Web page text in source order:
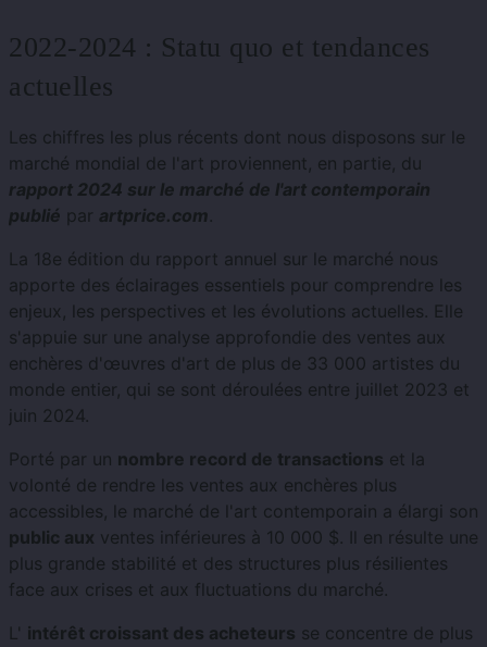
2022-2024 : Statu quo et tendances
actuelles
Les chiffres les plus récents dont nous disposons sur le
marché mondial de l'art proviennent, en partie, du
rapport 2024 sur le marché de l'art contemporain
publié par artprice.com.
La 18e édition du rapport annuel sur le marché nous
apporte des éclairages essentiels pour comprendre les
enjeux, les perspectives et les évolutions actuelles. Elle
s'appuie sur une analyse approfondie des ventes aux
enchères d'œuvres d'art de plus de 33 000 artistes du
monde entier, qui se sont déroulées entre juillet 2023 et
juin 2024.
Porté par un nombre record de transactions et la
volonté de rendre les ventes aux enchères plus
accessibles, le marché de l'art contemporain a élargi son
public aux ventes inférieures à 10 000 $. Il en résulte une
plus grande stabilité et des structures plus résilientes
face aux crises et aux fluctuations du marché.
L' intérêt croissant des acheteurs se concentre de plus